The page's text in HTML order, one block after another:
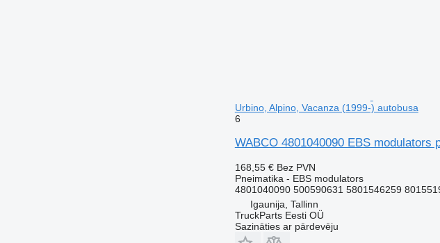
Urbino, Alpino, Vacanza (1999-) autobusa
6
WABCO 4801040090 EBS
168,55 € Bez PVN
Pneimatika - EBS modulators
4801040090 500590631 5801546259
Igaunija, Tallinn
TruckParts Eesti OÜ
Sazināties ar pārdevēju